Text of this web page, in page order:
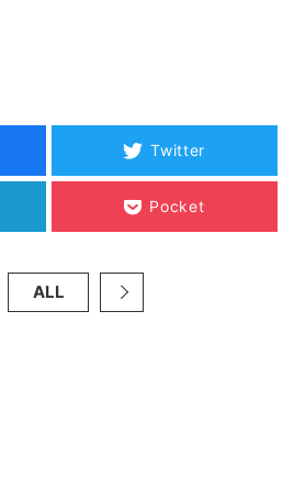
Twitter
Pocket
ALL